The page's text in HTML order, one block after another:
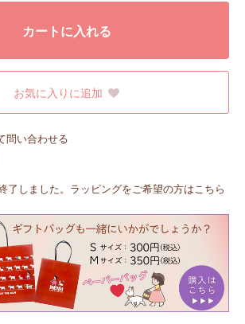
カートに入れる
お気に入りに追加
問い合わせる
了しました。ラッピングをご希望の方はこちら